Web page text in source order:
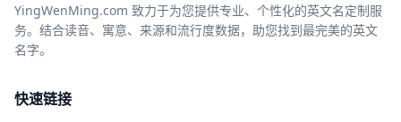
YingWenMing.com 致力于为您提供专业、个性化的英文名定制服
务。结合读音、寓意、来源和流行度数据，助您找到最完美的英文
名字。
快速链接